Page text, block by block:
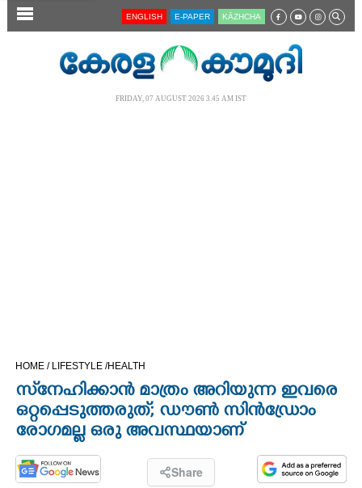
SECTIONS
OPINION
PHOTOS
ENGLISH E-PAPER KĀZHCHA
FRIDAY, 07 AUGUST 2026 3.45 AM IST
HOME / LIFESTYLE /HEALTH
സ്‌നേഹിക്കാൻ മാത്രം അറിയുന്ന ഇവരെ
ഒറ്റപ്പെടുത്തരുത്; ഡൗണ്‍ സിന്‍ഡ്രോം
രോഗമല്ല ഒരു അവസ്ഥയാണ്
Share